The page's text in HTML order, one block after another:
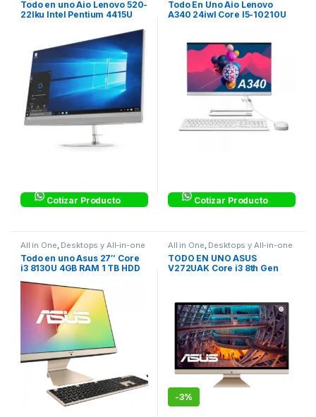
Todo en uno Aio Lenovo 520-
22Iku Intel Pentium 4415U
Cotizar Producto
Todo En Uno Aio Lenovo
A340 24iwl Core I5-10210U
Cotizar Producto
All in One, Desktops y All-in-one
Todo en uno Asus 27″ Core
i3 8130U 4GB RAM 1 TB HDD
All in One, Desktops y All-in-one
TODO EN UNO ASUS
V272UAK Core i3 8th Gen
-3%